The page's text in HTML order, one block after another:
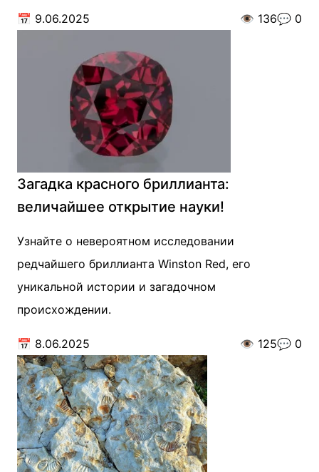
📅 9.06.2025 👁️ 136💬 0
Загадка красного бриллианта:
величайшее открытие науки!
Узнайте о невероятном исследовании
редчайшего бриллианта Winston Red, его
уникальной истории и загадочном
происхождении.
📅 8.06.2025 👁️ 125💬 0